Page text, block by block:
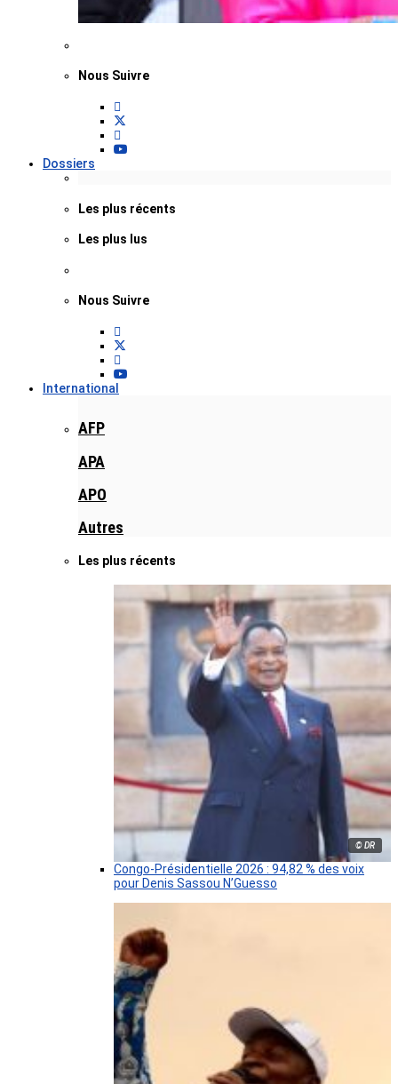
Nous Suivre
Dossiers
Les plus récents
Les plus lus
Nous Suivre
International
AFP
APA
APO
Autres
Les plus récents
© DR
Congo-Présidentielle 2026 : 94,82 % des voix
pour Denis Sassou N’Guesso